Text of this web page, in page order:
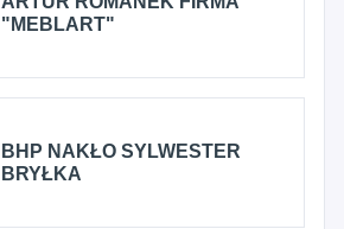
"MEBLART"
BHP NAKŁO SYLWESTER
BRYŁKA